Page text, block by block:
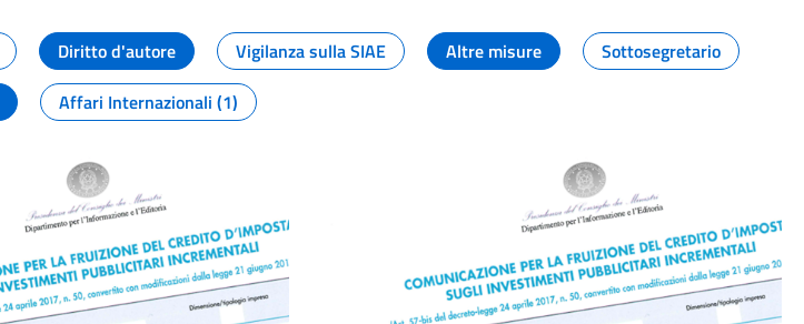
Diritto d'autore Vigilanza sulla SIAE Altre misure
Sottosegretario
Affari Internazionali (1)